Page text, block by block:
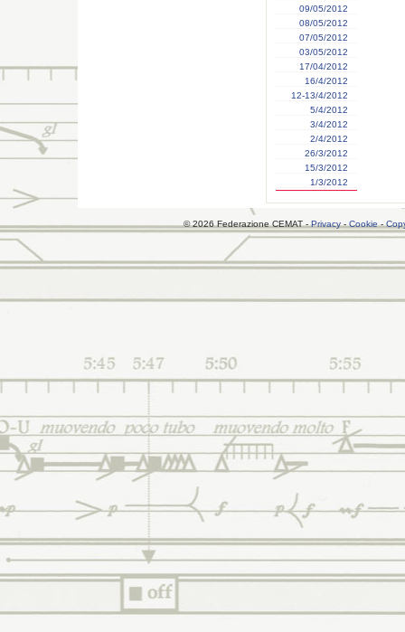
09/05/2012
08/05/2012
07/05/2012
03/05/2012
17/04/2012
16/4/2012
12-13/4/2012
5/4/2012
3/4/2012
2/4/2012
26/3/2012
15/3/2012
1/3/2012
© 2026 Federazione CEMAT -Privacy-Cookie-